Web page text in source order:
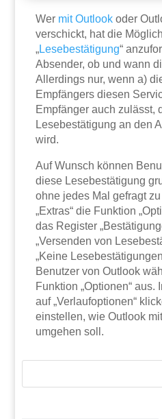
Wer mit Outlook oder
verschickt, hat die
„Lesebestätigung“
Absender, ob und wann
Allerdings nur, wenn a)
Empfängers diesen
Empfänger auch zulässt,
Lesebestätigung an den
wird.
Auf Wunsch können
diese Lesebestätigung
ohne jedes Mal gefragt
„Extras“ die Funktion
das Register
„Versenden von
„Keine
Benutzer von Outlook
Funktion „Optionen“ aus.
auf „Verlaufoptionen“
einstellen, wie Outlook
umgehen soll.